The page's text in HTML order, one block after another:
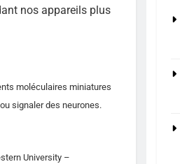
nos appareils plus
moléculaires miniatures
signaler des neurones.
University –